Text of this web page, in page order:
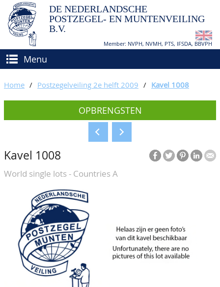
DE NEDERLANDSCHE
POSTZEGEL- EN MUNTENVEILING
B.V.
Member: NVPH, NVMH, PTS, IFSDA, BBVPH
Menu
(VER)KOPEN
Hoe verkopen?
Voorwaarden
BIEDEN
CATALOGI/OPBRENGSTEN
KEURINGSDIENST
AGENDA
OVER ONS
Ons Team
80 jarig bestaan
CONTACT
ACCOUNT
Home / Postzegelveiling 2e helft 2009 / Kavel 1008
OPBRENGSTEN
Kavel 1008
World single lots - Countries A